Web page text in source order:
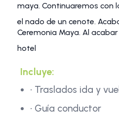
maya. Continuaremos con
el nado de un cenote.
Ceremonia Maya. Al
hotel
Incluye:
• Traslados ida y
• Guía conductor